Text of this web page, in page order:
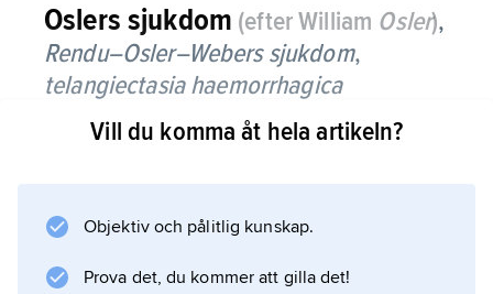
Oslers sjukdom (efter William Osler),
Rendu–Osler–Webers sjukdom,
telangiectasia haemorrhagica
hereditaria
, ärftliga utvidgningar av fina
blodådror och hårrörskärl
och slemhinnor, framför allt i näsans och
tarmens slemhinnor med därifrån
utgående upprepade blödningar.
Vill du komma åt hela artikeln?
Objektiv och pålitlig kunskap.
Prova det, du kommer att gilla det!